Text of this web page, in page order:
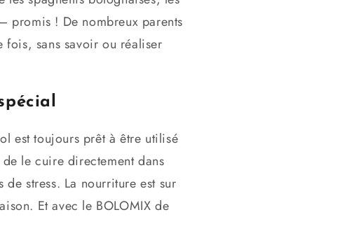
promis ! De nombreux parents
fois, sans savoir ou réaliser
est toujours prêt à être utilisé
le cuire directement dans
stress. La nourriture est sur
Et avec le BOLOMIX de